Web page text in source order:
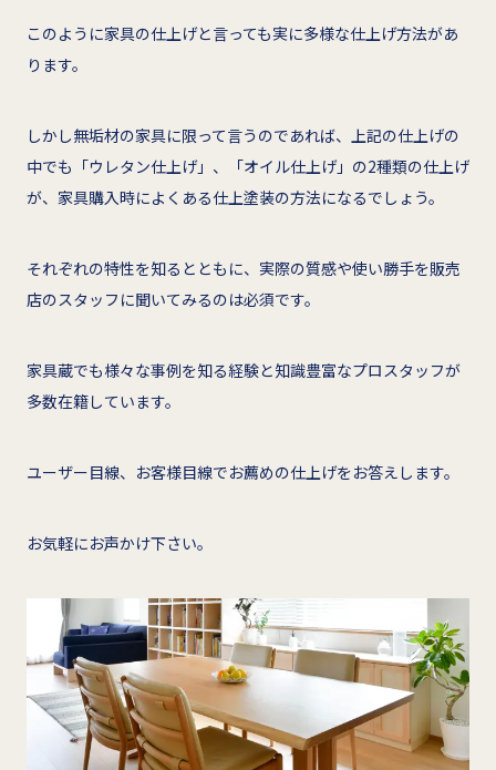
このように家具の仕上げと言っても実に多様な仕上げ方法があ
ります。
しかし無垢材の家具に限って言うのであれば、上記の仕上げの
中でも「ウレタン仕上げ」、「オイル仕上げ」の2種類の仕上げ
が、家具購入時によくある仕上塗装の方法になるでしょう。
それぞれの特性を知るとともに、実際の質感や使い勝手を販売
店のスタッフに聞いてみるのは必須です。
家具蔵でも様々な事例を知る経験と知識豊富なプロスタッフが
多数在籍しています。
ユーザー目線、お客様目線でお薦めの仕上げをお答えします。
お気軽にお声かけ下さい。